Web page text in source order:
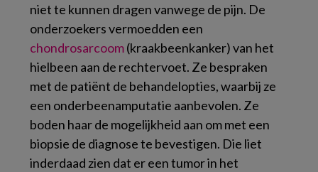
niet te kunnen dragen vanwege de pijn. De
onderzoekers vermoedden een
chondrosarcoom(kraakbeenkanker) van het
hielbeen aan de rechtervoet. Ze bespraken
met de patiënt de behandelopties, waarbij ze
een onderbeenamputatie aanbevolen. Ze
boden haar de mogelijkheid aan om met een
biopsie de diagnose te bevestigen. Die liet
inderdaad zien dat er een tumor in het